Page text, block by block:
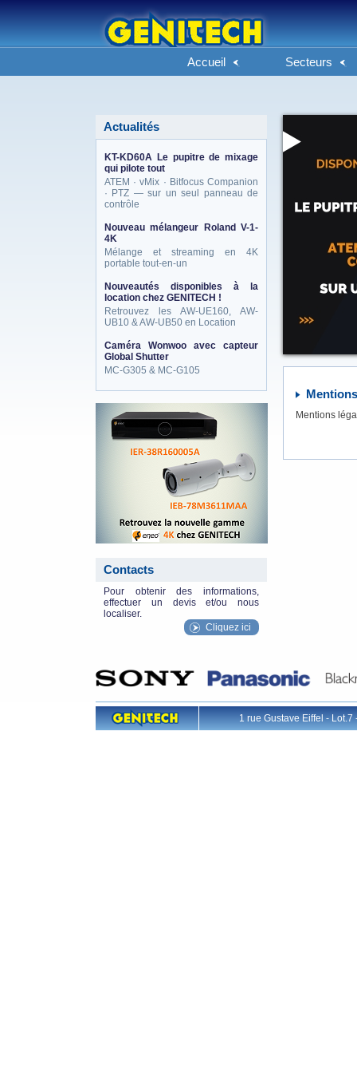
Accueil Secteurs
Actualités
KT-KD60A Le pupitre de mixage
qui pilote tout
ATEM · vMix · Bitfocus Companion
· PTZ — sur un seul panneau de
contrôle
Nouveau mélangeur Roland V-1-
4K
Mélange et streaming en 4K
portable tout-en-un
Nouveautés disponibles à la
location chez GENITECH !
Retrouvez les AW-UE160, AW-
UB10 & AW-UB50 en Location
Caméra Wonwoo avec capteur
Global Shutter
MC-G305 & MC-G105
Contacts
Pour obtenir des informations,
effectuer un devis et/ou nous
localiser.
Cliquez ici
Mentions
1 rue Gustave Eiffel -